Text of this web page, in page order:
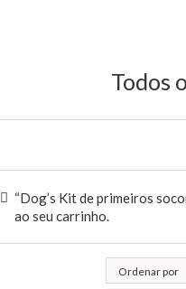
Todos
“Dog’s Kit de primeiros
ao seu carrinho.
Ordenar por